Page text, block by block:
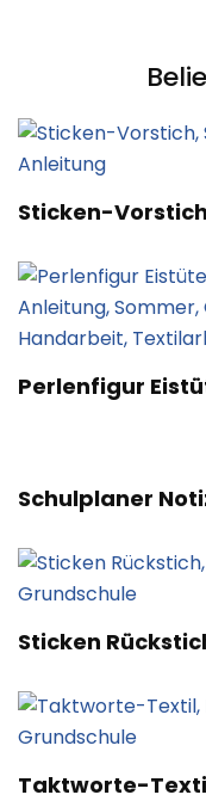
Sticken-Vorstich
Perlenfigur
Schulplaner
Sticken
Taktworte-